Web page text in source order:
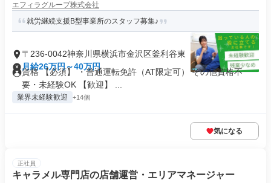
エフィラグループ株式会社
就労継続支援B型事業所のスタッフ募集♪
〒236-0042神奈川県横浜市金沢区釜利谷東
月給26万円～40万円
資格 【必須】 ・普通運転免許（AT限定可） その他資格不
要・未経験OK 【歓迎】 ...
業界未経験歓迎 +14個
気になる
正社員
キャラメル専門店の店舗運営・エリアマネージャー